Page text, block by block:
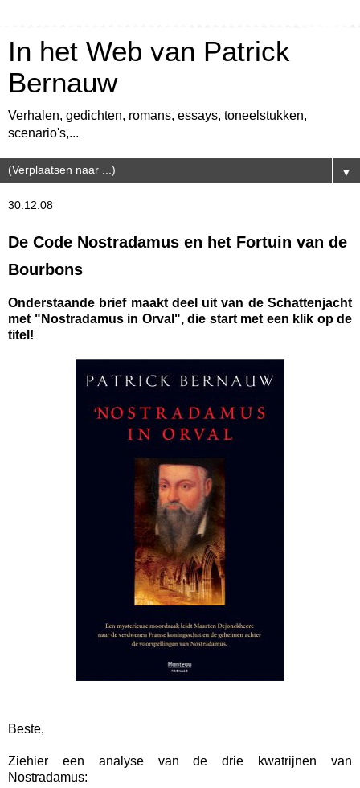
In het Web van Patrick
Bernauw
Verhalen, gedichten, romans, essays, toneelstukken,
scenario's,...
▼
30.12.08
De Code Nostradamus en het Fortuin van de
Bourbons
Onderstaande brief maakt deel uit van de Schattenjacht
met "Nostradamus in Orval", die start met een klik op de
titel!
Beste,
Ziehier een analyse van de drie kwatrijnen van
Nostradamus: